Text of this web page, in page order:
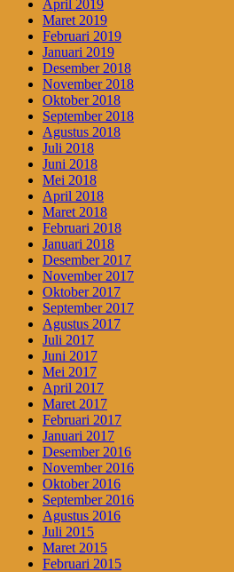
April 2019
Maret 2019
Februari 2019
Januari 2019
Desember 2018
November 2018
Oktober 2018
September 2018
Agustus 2018
Juli 2018
Juni 2018
Mei 2018
April 2018
Maret 2018
Februari 2018
Januari 2018
Desember 2017
November 2017
Oktober 2017
September 2017
Agustus 2017
Juli 2017
Juni 2017
Mei 2017
April 2017
Maret 2017
Februari 2017
Januari 2017
Desember 2016
November 2016
Oktober 2016
September 2016
Agustus 2016
Juli 2015
Maret 2015
Februari 2015